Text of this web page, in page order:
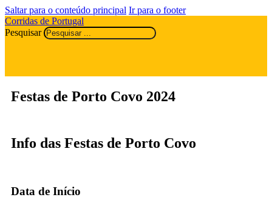
Saltar para o conteúdo principal Ir para o footer
Corridas de Portugal
Pesquisar
Festas de Porto Covo 2024
Info das Festas de Porto Covo
Data de Início